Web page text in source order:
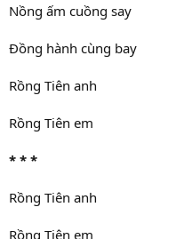
Nồng ấm cuồng say
Đồng hành cùng bay
Rồng Tiên anh
Rồng Tiên em
* * *
Rồng Tiên anh
Rồng Tiên em